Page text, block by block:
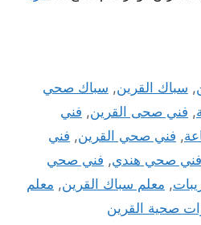
, سباك القرين, سباك صحي
, فني صحى القرين, فني
, فني صحي القرين, فني
فني صحي هندي, فني صحي
, معلم سباك القرين, معلم
صحية القرين